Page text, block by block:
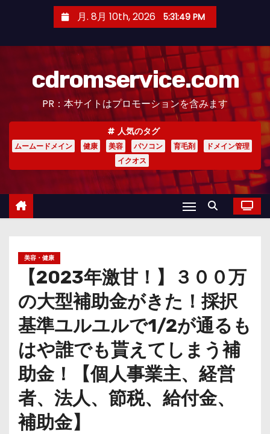
月. 8月 10th, 2026 5:31:50 PM
cdromservice.com
PR：本サイトはプロモーションを含みます
人気のタグ
ムームードメイン 健康 美容 パソコン 育毛剤
ドメイン管理
イクオス
美容・健康
【2023年激甘！】３００万
の大型補助金がきた！採択
基準ユルユルで1/2が通るも
はや誰でも貰えてしまう補
助金！【個人事業主、経営
者、法人、節税、給付金、
補助金】